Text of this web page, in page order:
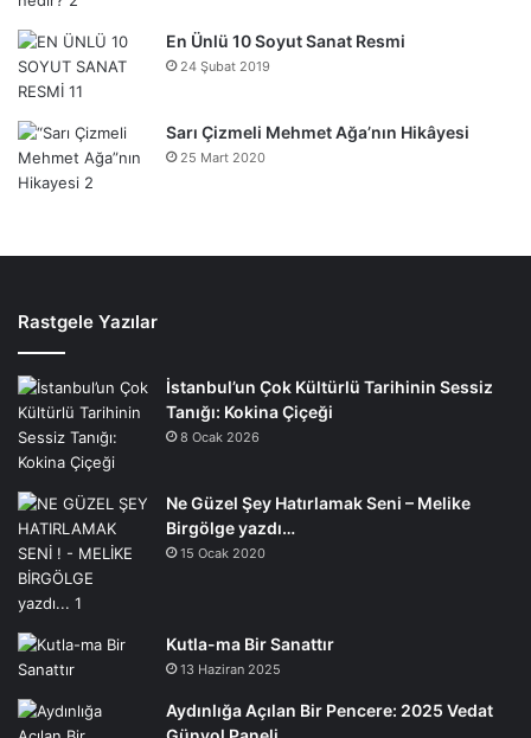
En Ünlü 10 Soyut Sanat Resmi
24 Şubat 2019
Sarı Çizmeli Mehmet Ağa’nın Hikâyesi
25 Mart 2020
Rastgele Yazılar
İstanbul’un Çok Kültürlü Tarihinin Sessiz
Tanığı: Kokina Çiçeği
8 Ocak 2026
Ne Güzel Şey Hatırlamak Seni – Melike
Birgölge yazdı…
15 Ocak 2020
Kutla-ma Bir Sanattır
13 Haziran 2025
Aydınlığa Açılan Bir Pencere: 2025 Vedat